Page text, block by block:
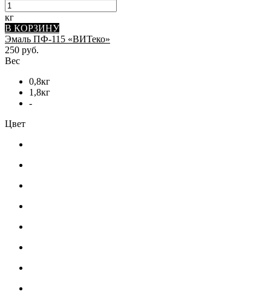
кг
В КОРЗИНУ
Эмаль ПФ-115 «ВИТеко»
250 руб.
Вес
0,8кг
1,8кг
-
Цвет